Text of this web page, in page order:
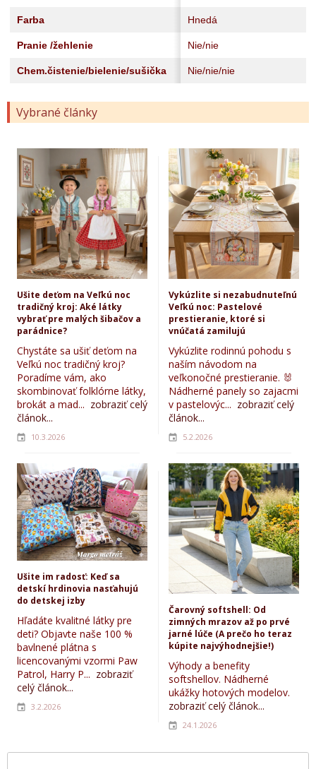
Farba Hnedá
Pranie /žehlenie Nie/nie
Chem.čistenie/bielenie/sušička Nie/nie/nie
Vybrané články
Ušite deťom na Veľkú noc
tradičný kroj: Aké látky
vybrať pre malých šibačov a
parádnice?
Chystáte sa ušiť deťom na
Veľkú noc tradičný kroj?
Poradíme vám, ako
skombinovať folklórne látky,
brokát a mad... zobraziť celý
článok...
10.3.2026
Vykúzlite si nezabudnuteľnú
Veľkú noc: Pastelové
prestieranie, ktoré si
vnúčatá zamilujú
Vykúzlite rodinnú pohodu s
naším návodom na
veľkonočné prestieranie. 🐰
Nádherné panely so zajacmi
v pastelovýc... zobraziť celý
článok...
5.2.2026
Ušite im radosť: Keď sa
detskí hrdinovia nasťahujú
do detskej izby
Hľadáte kvalitné látky pre
deti? Objavte naše 100 %
bavlnené plátna s
licencovanými vzormi Paw
Patrol, Harry P... zobraziť
celý článok...
3.2.2026
Čarovný softshell: Od
zimných mrazov až po prvé
jarné lúče (A prečo ho teraz
kúpite najvýhodnejšie!)
Výhody a benefity
softshellov. Nádherné
ukážky hotových modelov.
zobraziť celý článok...
24.1.2026